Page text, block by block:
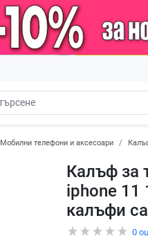
Мобилни телефони и аксесоари
Калъф за
iphone 11
калъфи
0